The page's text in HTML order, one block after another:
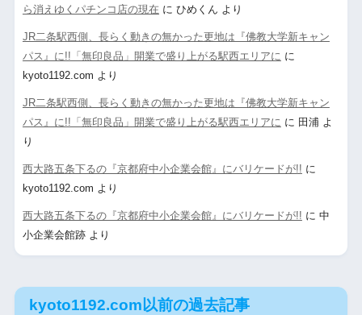
ら消えゆくパチンコ店の現在 に ひめくん より
JR二条駅西側、長らく動きの無かった更地は『佛教大学新キャン
パス』に!!「無印良品」開業で盛り上がる駅西エリアに に
kyoto1192.com より
JR二条駅西側、長らく動きの無かった更地は『佛教大学新キャン
パス』に!!「無印良品」開業で盛り上がる駅西エリアに に 田浦よ
り
西大路五条下るの『京都府中小企業会館』にバリケードが!! に
kyoto1192.com より
西大路五条下るの『京都府中小企業会館』にバリケードが!! に 中
小企業会館跡より
kyoto1192.com以前の過去記事